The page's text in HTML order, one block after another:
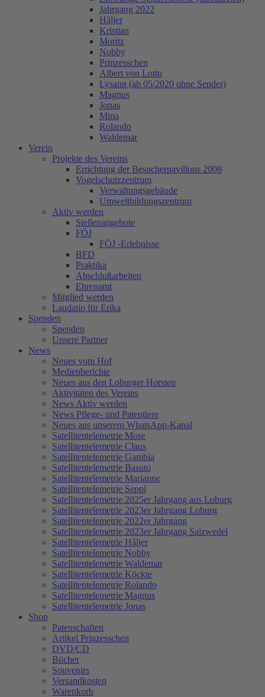
Jahrgang 2022
Håljer
Kristian
Moritz
Nobby
Prinzesschen
Albert von Lotto
Lysann (ab 05/2020 ohne Sender)
Magnus
Jonas
Mina
Rolando
Waldemar
Verein
Projekte des Vereins
Errichtung der Besucherpavillons 2008
Vogelschutzzentrum
Verwaltungsgebäude
Umweltbildungszentrum
Aktiv werden
Stellenangebote
FÖJ
FÖJ -Erlebnisse
BFD
Praktika
Abschlußarbeiten
Ehrenamt
Mitglied werden
Laudatio für Erika
Spenden
Spenden
Unsere Partner
News
Neues vom Hof
Medienberichte
Neues aus den Loburger Horsten
Aktivitäten des Vereins
News Aktiv werden
News Pflege- und Patentiere
Neues aus unserem WhatsApp-Kanal
Satellitentelemetrie Mose
Satellitentelemetrie Claus
Satellitentelemetrie Gambia
Satellitentelemetrie Basuto
Satellitentelemetrie Marianne
Satellitentelemetrie Seppl
Satellitentelemetrie 2025er Jahrgang aus Loburg
Satellitentelemetrie 2023er Jahrgang Loburg
Satellitentelemetrie 2022er Jahrgang
Satellitentelemetrie 2023er Jahrgang Salzwedel
Satellitentelemetrie Håljer
Satellitentelemetrie Nobby
Satellitentelemetrie Waldemar
Satellitentelemetrie Köckte
Satellitentelemetrie Rolando
Satellitentelemetrie Magnus
Satellitentelemetrie Jonas
Shop
Patenschaften
Artikel Prinzesschen
DVD/CD
Bücher
Souvenirs
Versandkosten
Warenkorb